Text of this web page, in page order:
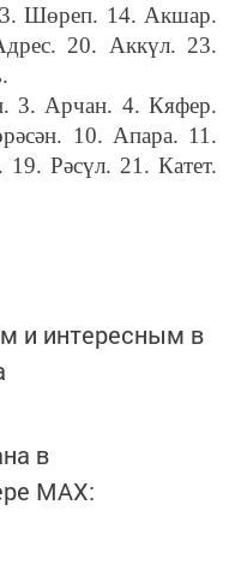
Шөреп. 14. Акшар.
20. Аккүл. 23.
3. Арчан. 4. Кяфер.
10. Апара. 11.
Рәсүл. 21. Катет.
и интересным в
в
MАХ: